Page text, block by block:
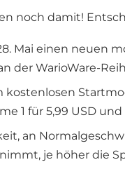
noch damit!
Mai einen neuen
der WarioWare-
1 für 5,99 USD
an
je höher die